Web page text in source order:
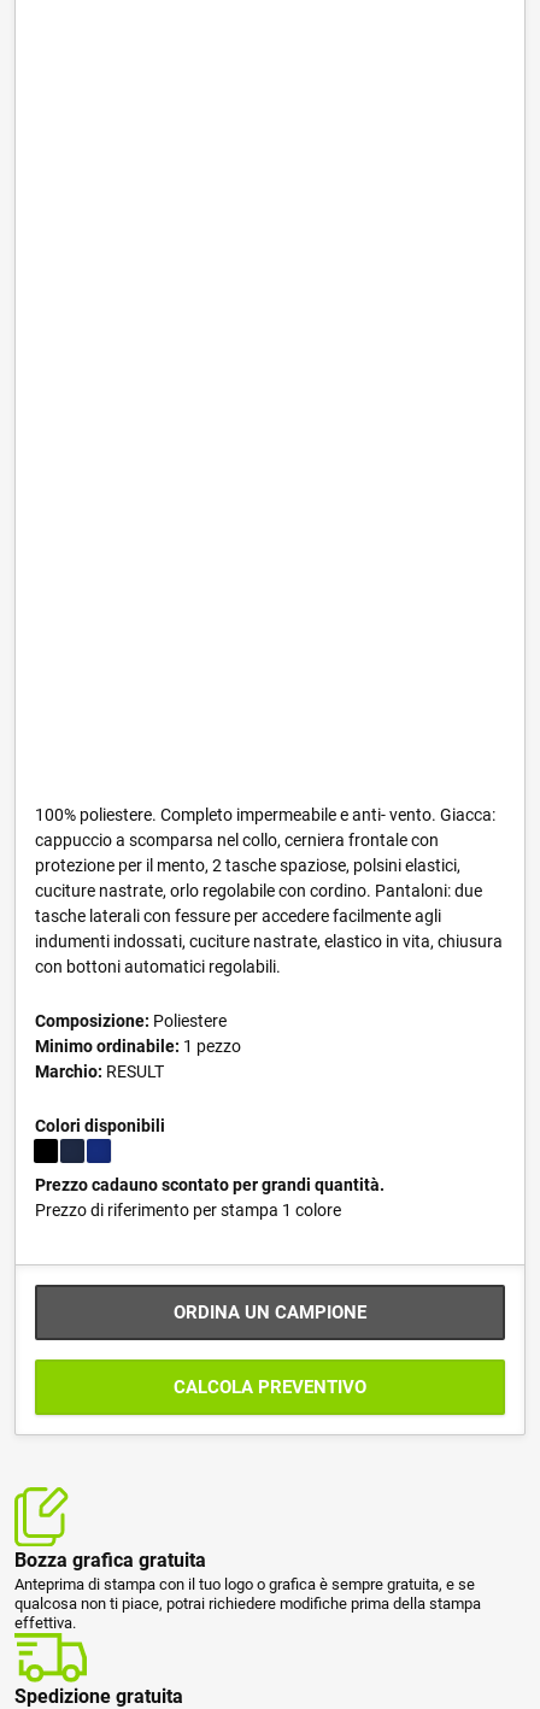
100% poliestere. Completo impermeabile e anti- vento. Giacca:
cappuccio a scomparsa nel collo, cerniera frontale con
protezione per il mento, 2 tasche spaziose, polsini elastici,
cuciture nastrate, orlo regolabile con cordino. Pantaloni: due
tasche laterali con fessure per accedere facilmente agli
indumenti indossati, cuciture nastrate, elastico in vita, chiusura
con bottoni automatici regolabili.
Composizione: Poliestere
Minimo ordinabile: 1 pezzo
Marchio: RESULT
Colori disponibili
Prezzo cadauno scontato per grandi quantità.
Prezzo di riferimento per stampa 1 colore
ORDINA UN CAMPIONE
CALCOLA PREVENTIVO
Bozza grafica gratuita
Anteprima di stampa con il tuo logo o grafica è sempre gratuita, e se
qualcosa non ti piace, potrai richiedere modifiche prima della stampa
effettiva.
Spedizione gratuita